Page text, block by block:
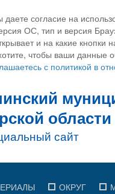
согласие на
ОС, тип и версия
и на какие кнопки
чтобы ваши данные
с политикой в
ОКРУГ